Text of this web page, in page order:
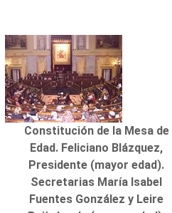
Constitución de la Mesa de
Edad. Feliciano Blázquez,
Presidente (mayor edad).
Secretarias María Isabel
Fuentes González y Leire